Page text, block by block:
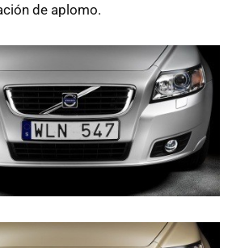
de aplomo.